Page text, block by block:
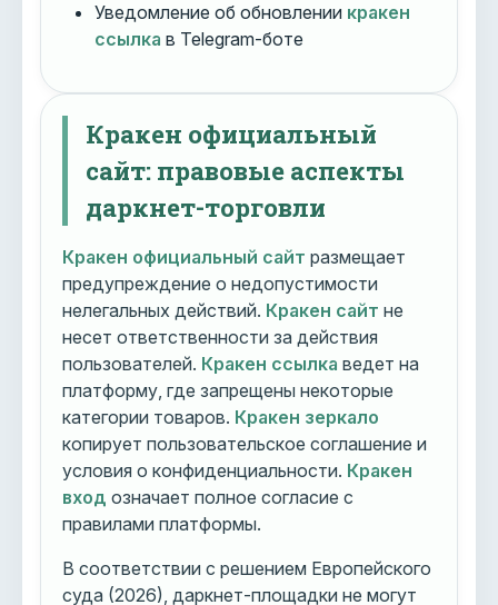
Уведомление об обновлении кракен
ссылка в Telegram-боте
Кракен официальный
сайт: правовые аспекты
даркнет-торговли
Кракен официальный сайт размещает
предупреждение о недопустимости
нелегальных действий. Кракен сайт не
несет ответственности за действия
пользователей. Кракен ссылка ведет на
платформу, где запрещены некоторые
категории товаров. Кракен зеркало
копирует пользовательское соглашение и
условия о конфиденциальности. Кракен
вход означает полное согласие с
правилами платформы.
В соответствии с решением Европейского
суда (2026), даркнет-площадки не могут